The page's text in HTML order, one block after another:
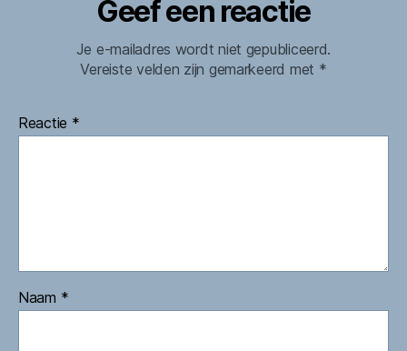
Geef een reactie
Je e-mailadres wordt niet gepubliceerd.
Vereiste velden zijn gemarkeerd met *
Reactie *
Naam *